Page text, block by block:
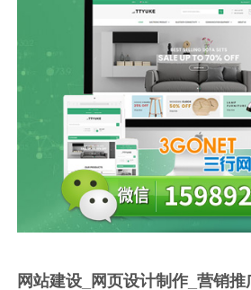
网站建设_网页设计制作_营销推